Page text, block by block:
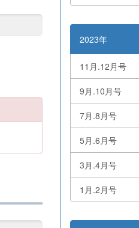
2023年
11月.12月号
9月.10月号
7月.8月号
5月.6月号
3月.4月号
1月.2月号